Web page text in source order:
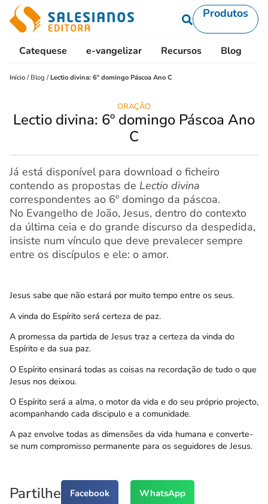
Produtos
Catequese e-vangelizar Recursos Blog
Início / Blog /Lectio divina: 6º domingo Páscoa Ano C
ORAÇÃO
Lectio divina: 6º domingo Páscoa Ano
C
Já está disponível para download o ficheiro
contendo as propostas de Lectio divina
correspondentes ao 6º domingo da páscoa.
No Evangelho de João, Jesus, dentro do contexto
da última ceia e do grande discurso da despedida,
insiste num vínculo que deve prevalecer sempre
entre os discípulos e ele: o amor.
Jesus sabe que não estará por muito tempo entre os seus.
A vinda do Espírito será certeza de paz.
A promessa da partida de Jesus traz a certeza da vinda do
Espírito e da sua paz.
O Espírito ensinará todas as coisas na recordação de tudo o que
Jesus nos deixou.
O Espírito será a alma, o motor da vida e do seu próprio projecto,
acompanhando cada discipulo e a comunidade.
A paz envolve todas as dimensões da vida humana e converte-
se num compromisso permanente para os seguidores de Jesus.
Partilhe Facebook WhatsApp